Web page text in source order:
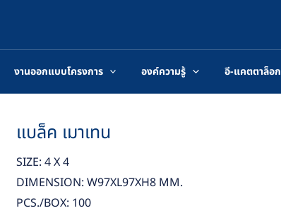
งานออกแบบโครงการ องค์ความรู้ อี-แคตตาล็อก
แบล็ค เมาเทน
SIZE: 4 X 4
DIMENSION: W97XL97XH8 MM.
PCS./BOX: 100